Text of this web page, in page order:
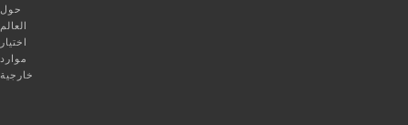
حول
العالم
اختيار
موارد
خارجية